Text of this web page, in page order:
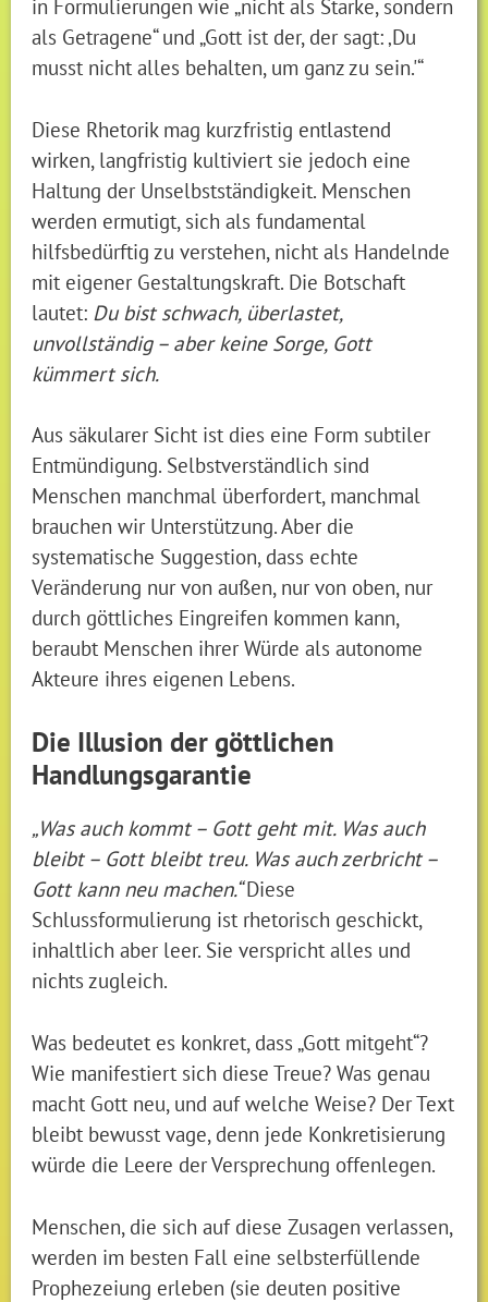
in Formulierungen wie „nicht als Starke, sondern
als Getragene“ und „Gott ist der, der sagt: ‚Du
musst nicht alles behalten, um ganz zu sein.'“
Diese Rhetorik mag kurzfristig entlastend
wirken, langfristig kultiviert sie jedoch eine
Haltung der Unselbstständigkeit. Menschen
werden ermutigt, sich als fundamental
hilfsbedürftig zu verstehen, nicht als Handelnde
mit eigener Gestaltungskraft. Die Botschaft
lautet: Du bist schwach, überlastet,
unvollständig – aber keine Sorge, Gott
kümmert sich.
Aus säkularer Sicht ist dies eine Form subtiler
Entmündigung. Selbstverständlich sind
Menschen manchmal überfordert, manchmal
brauchen wir Unterstützung. Aber die
systematische Suggestion, dass echte
Veränderung nur von außen, nur von oben, nur
durch göttliches Eingreifen kommen kann,
beraubt Menschen ihrer Würde als autonome
Akteure ihres eigenen Lebens.
Die Illusion der göttlichen
Handlungsgarantie
„Was auch kommt – Gott geht mit. Was auch
bleibt – Gott bleibt treu. Was auch zerbricht –
Gott kann neu machen.“Diese
Schlussformulierung ist rhetorisch geschickt,
inhaltlich aber leer. Sie verspricht alles und
nichts zugleich.
Was bedeutet es konkret, dass „Gott mitgeht“?
Wie manifestiert sich diese Treue? Was genau
macht Gott neu, und auf welche Weise? Der Text
bleibt bewusst vage, denn jede Konkretisierung
würde die Leere der Versprechung offenlegen.
Menschen, die sich auf diese Zusagen verlassen,
werden im besten Fall eine selbsterfüllende
Prophezeiung erleben (sie deuten positive